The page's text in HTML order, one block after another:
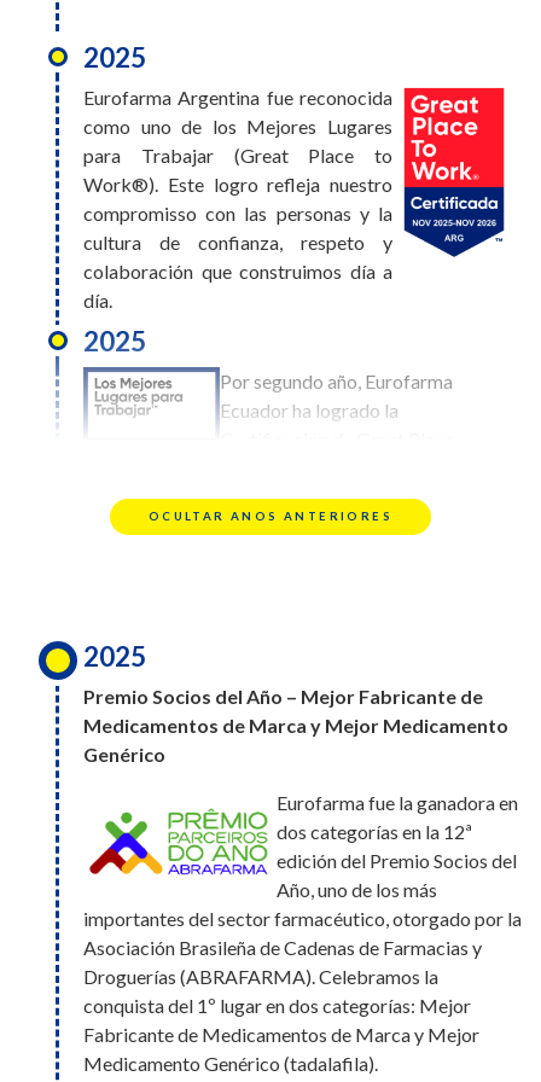
Eurofarma Bolivia obtuvo el
puesto #10 en el ranking de
Mejores Lugares para Trabajar.
Este logro es el reflejo de una
cultura construida entre todos,
donde el bienestar, el desarrollo y
el compromiso de cada persona hacen la diferencia
2026
Eurofarma
Uruguay alcanzó
Mejores Lugares
entre todos, donde el bienestar, el desarrollo y
el compromiso de cada persona hacen la
diferencia día a día
2026
Eurofarma Paraguay fue
reconocida en el puesto N.º 4 del
ranking de Mejores Lugares para
Trabajar en Paraguay. Además,
somos la única compañía
farmacéutica en participar del
ranking, lo que refuerza nuestro compromiso con las
personas y nuestra cultura.
2025
Eurofarma Argentina fue reconocida
como uno de los Mejores Lugares
para Trabajar (Great Place to
Work®). Este logro refleja nuestro
compromisso con las personas y la
cultura de confianza, respeto y
colaboración que construimos día a
día.
2025
Por segundo año, Eurofarma
Ecuador ha logrado la
reconocimiento refleja
nuestro compromiso con el bienestar, la
Eurofarma fue elegida Socia del
Año por la Asociación Brasileña de
Droguerías (Abrafarma),
obteniendo los premios a Mejor Fabricante de
Medicamentos de Marca y Mejor Producto de
Medicamento Genérico. Además de estas dos
victorias, la compañía recibió un total de cuatro
nominaciones: Mejor Fabricante de Medicamentos
de Marca, Mejor Fabricante de Medicamentos
Genéricos y Mejor Producto de Medicamento
Genérico.
OCULTAR ANOS ANTERIORES
2025
Premio Socios del Año – Mejor Fabricante de
Medicamentos de Marca y Mejor Medicamento
Genérico
Eurofarma fue la ganadora en
dos categorías en la 12ª
edición del Premio Socios del
Año, uno de los más
importantes del sector farmacéutico, otorgado por la
Asociación Brasileña de Cadenas de Farmacias y
Droguerías (ABRAFARMA). Celebramos la
conquista del 1º lugar en dos categorías: Mejor
Fabricante de Medicamentos de Marca y Mejor
Medicamento Genérico (tadalafila).